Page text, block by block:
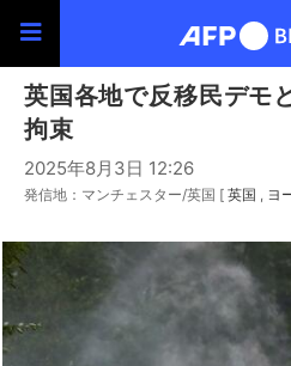
英国各地で反移民デモ
拘束
2025年8月3日 12:26
発信地：マンチェスター/英国 [ 英国 ヨ